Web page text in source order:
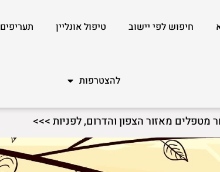
חיפוש לפי יישוב טיפול אונליין תעריפים
להצטרפות
מאזור הצפון והדרום, לפניות >>>